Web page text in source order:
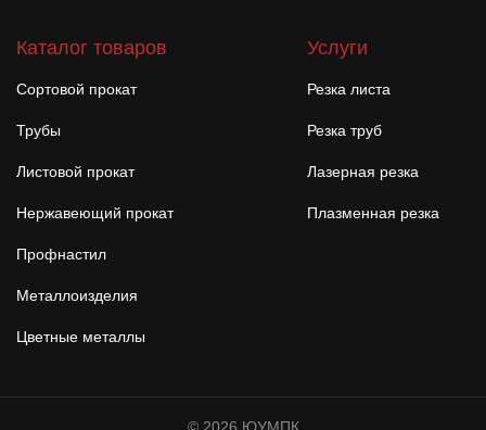
Каталог товаров
Сортовой прокат
Трубы
Листовой прокат
Нержавеющий прокат
Профнастил
Металлоизделия
Цветные металлы
Услуги
Резка листа
Резка труб
Лазерная резка
Плазменная резка